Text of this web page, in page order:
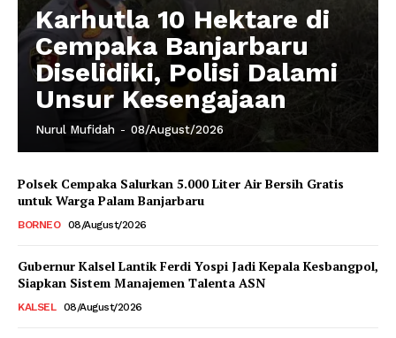
Karhutla 10 Hektare di
Cempaka Banjarbaru
Diselidiki, Polisi Dalami
Unsur Kesengajaan
Nurul Mufidah - 08/August/2026
Polsek Cempaka Salurkan 5.000 Liter Air Bersih Gratis
untuk Warga Palam Banjarbaru
BORNEO 08/August/2026
Gubernur Kalsel Lantik Ferdi Yospi Jadi Kepala Kesbangpol,
Siapkan Sistem Manajemen Talenta ASN
KALSEL 08/August/2026